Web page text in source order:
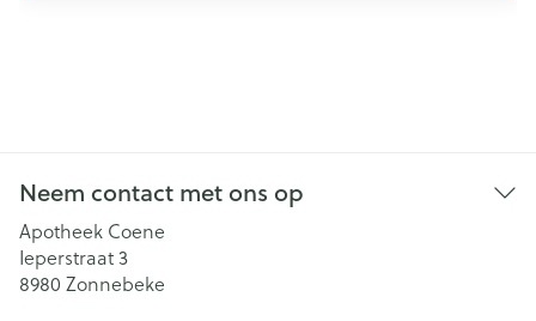
Neem contact met ons op
Apotheek Coene
Ieperstraat 3
8980 Zonnebeke